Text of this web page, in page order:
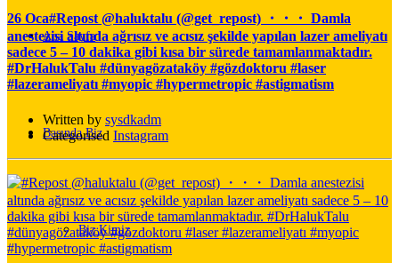
Ana Sayfa
Basında Biz
Biz Kimiz
26 Oca#Repost @haluktalu (@get_repost) ・・・ Damla
anestezisi altında ağrısız ve acısız şekilde yapılan lazer ameliyatı
sadece 5 – 10 dakika gibi kısa bir sürede tamamlanmaktadır.
#DrHalukTalu #dünyagözataköy #gözdoktoru #laser
#lazerameliyatı #myopic #hypermetropic #astigmatism
Written by sysdkadm
Categorised Instagram